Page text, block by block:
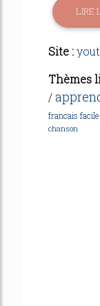
LIRE
Site :
Thèmes
/
francais facile
chanson